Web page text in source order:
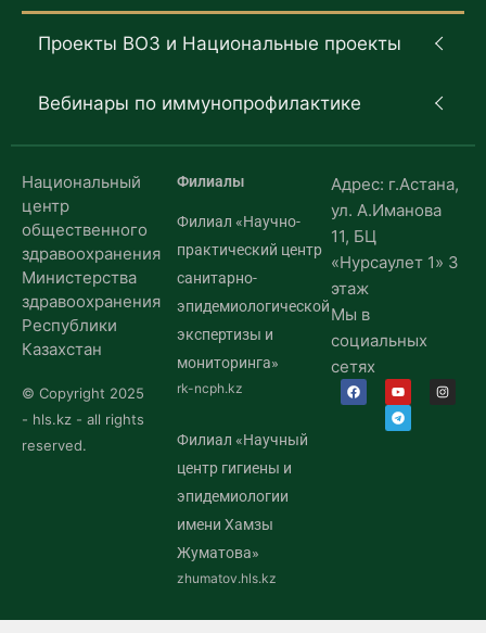
Проекты ВОЗ и Национальные проекты
Вебинары по иммунопрофилактике
Национальный
центр
общественного
здравоохранения
Министерства
здравоохранения
Республики
Казахстан
© Copyright 2025
- hls.kz - all rights
reserved.
Филиалы
Филиал «Научно-
практический центр
санитарно-
эпидемиологической
экспертизы и
мониторинга»
rk-ncph.kz
Филиал «Научный
центр гигиены и
эпидемиологии
имени Хамзы
Жуматова»
zhumatov.hls.kz
Адрес: г.Астана,
ул. А.Иманова
11, БЦ
«Нурсаулет 1» 3
этаж
Мы в
социальных
сетях